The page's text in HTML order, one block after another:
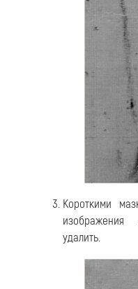
Короткими
удалить.